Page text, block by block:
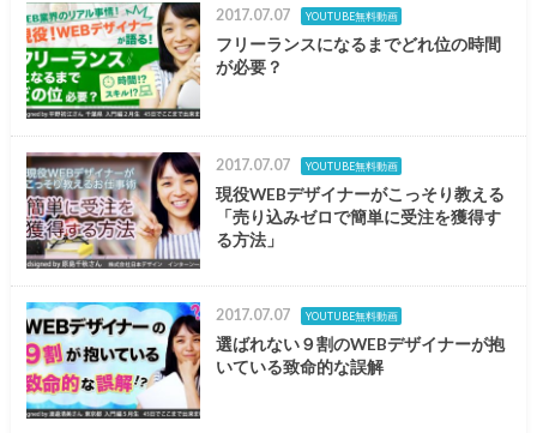
2017.07.07 YOUTUBE無料動画
フリーランスになるまでどれ位の時間
が必要？
2017.07.07 YOUTUBE無料動画
現役WEBデザイナーがこっそり教える
「売り込みゼロで簡単に受注を獲得す
る方法」
2017.07.07 YOUTUBE無料動画
選ばれない９割のWEBデザイナーが抱
いている致命的な誤解